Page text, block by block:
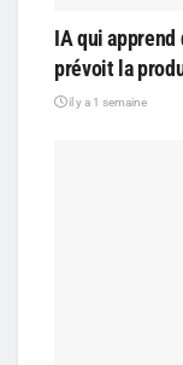
IA qui apprend
prévoit la
il y a 1 semaine